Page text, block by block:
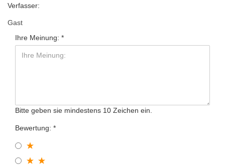
Verfasser:
Gast
Ihre Meinung:
Bitte geben sie mindestens 10 Zeichen ein.
Bewertung: